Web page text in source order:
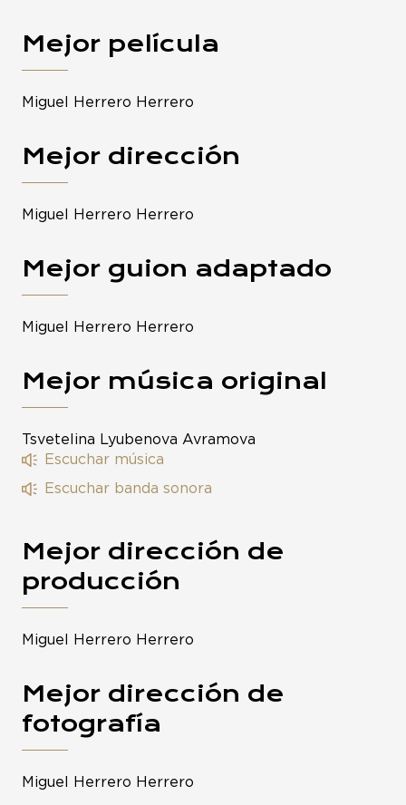
Mejor película
Miguel Herrero Herrero
Mejor dirección
Miguel Herrero Herrero
Mejor guion adaptado
Miguel Herrero Herrero
Mejor música original
Tsvetelina Lyubenova Avramova
Escuchar música
Escuchar banda sonora
Mejor dirección de
producción
Miguel Herrero Herrero
Mejor dirección de
fotografía
Miguel Herrero Herrero